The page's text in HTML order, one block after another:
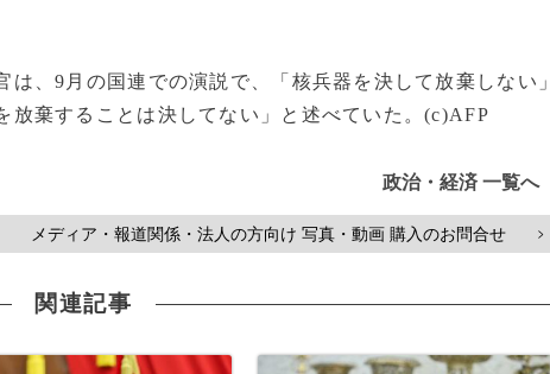
、9月の国連での演説で、「核兵器を決して放棄しない」
放棄することは決してない」と述べていた。(c)AFP
政治・経済 一覧へ
メディア・報道関係・法人の方向け 写真・動画 購入のお問合せ >
関連記事